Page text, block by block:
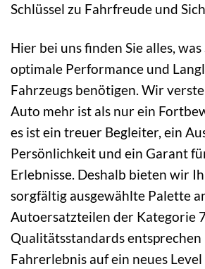
Schlüssel zu Fahrfreude und
Hier bei uns finden Sie alles,
optimale Performance und
Fahrzeugs benötigen. Wir
Auto mehr ist als nur ein
es ist ein treuer Begleiter, ein
Persönlichkeit und ein Garant
Erlebnisse. Deshalb bieten wir
sorgfältig ausgewählte Palette
Autoersatzteilen der Kategorie
Qualitätsstandards
Fahrerlebnis auf ein neues Level